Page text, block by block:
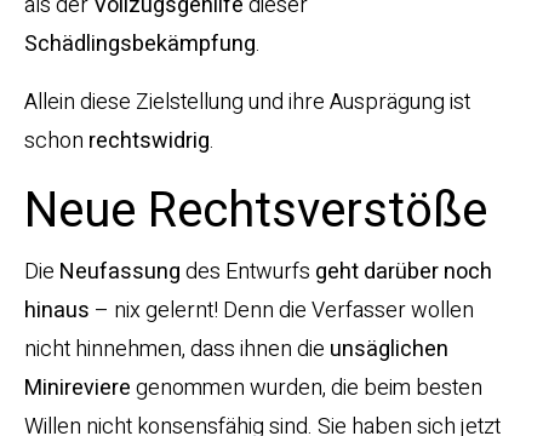
Schädlingsbekämpfung.
Allein diese Zielstellung und ihre Ausprägung ist
schon rechtswidrig.
Neue Rechtsverstöße
Die Neufassungdes Entwurfs geht darüber noch
hinaus – nix gelernt! Denn die Verfasser wollen
nicht hinnehmen, dass ihnen die unsäglichen
Minirevieregenommen wurden, die beim besten
Willen nicht konsensfähig sind. Sie haben sich jetzt